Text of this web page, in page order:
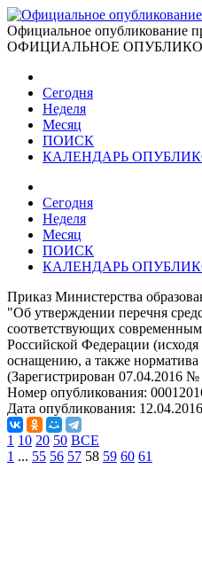
Официальное опубликование
ОФИЦИАЛЬНОЕ
Сегодня
Неделя
Месяц
ПОИСК
КАЛЕНДАРЬ
Сегодня
Неделя
Месяц
ПОИСК
КАЛЕНДАРЬ
Приказ Министерства
"Об утверждении перечня
соответствующих
Российской Федерации
оснащению, а также норматива
(Зарегистрирован 07.04.2016
Номер опубликования:
Дата опубликования: 12.04.2016
1 10 20 50 ВСЕ
1 ... 55 56 57 58 59 60 61